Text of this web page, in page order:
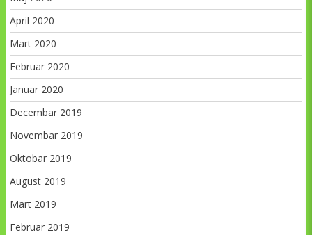
April 2020
Mart 2020
Februar 2020
Januar 2020
Decembar 2019
Novembar 2019
Oktobar 2019
August 2019
Mart 2019
Februar 2019